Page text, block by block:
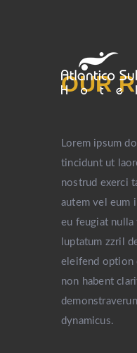
OUR
Lorem ipsum
tincidunt ut
nostrud exerci
autem vel eum
eu feugiat
luptatum zzril
eleifend option
non habent
dynamicus.